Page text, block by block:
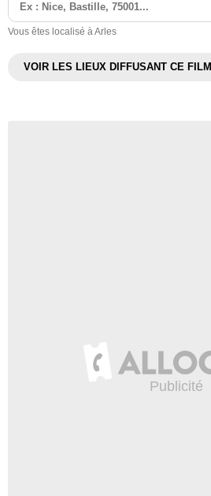
Vous êtes localisé à Arles
VOIR LES LIEUX DIFFUSANT CE FILM